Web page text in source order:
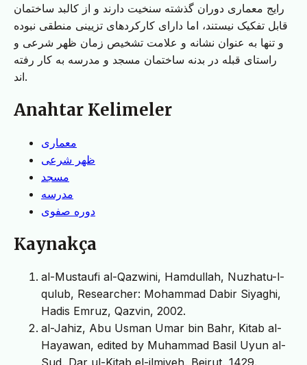
رایج معماری دوران گذشته سنخیت دارند و از کالبد ساختمان
قابل تفکیک نیستند، اما دارای کارکردهای تزیینی منطقی نبوده
و تنها به عنوان نشانه و علامت تشخیص زمان ظهر شرعی و
راستای قبله در بدنه ساختمان مسجد و مدرسه به کار رفته
اند.
Anahtar Kelimeler
معماری
ظهر شرعی
مسجد
مدرسه
دوره صفوی
Kaynakça
al-Mustaufi al-Qazwini, Hamdullah, Nuzhatu-l-
qulub, Researcher: Mohammad Dabir Siyaghi,
Hadis Emruz, Qazvin, 2002.
al-Jahiz, Abu Usman Umar bin Bahr, Kitab al-
Hayawan, edited by Muhammad Basil Uyun al-
Sud, Dar ul-Kitab el-ilmiyeh, Beirut, 1429.